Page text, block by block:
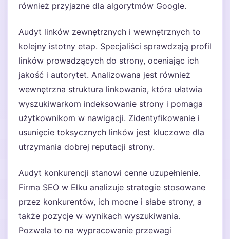
również przyjazne dla algorytmów Google.
Audyt linków zewnętrznych i wewnętrznych to
kolejny istotny etap. Specjaliści sprawdzają profil
linków prowadzących do strony, oceniając ich
jakość i autorytet. Analizowana jest również
wewnętrzna struktura linkowania, która ułatwia
wyszukiwarkom indeksowanie strony i pomaga
użytkownikom w nawigacji. Zidentyfikowanie i
usunięcie toksycznych linków jest kluczowe dla
utrzymania dobrej reputacji strony.
Audyt konkurencji stanowi cenne uzupełnienie.
Firma SEO w Ełku analizuje strategie stosowane
przez konkurentów, ich mocne i słabe strony, a
także pozycje w wynikach wyszukiwania.
Pozwala to na wypracowanie przewagi